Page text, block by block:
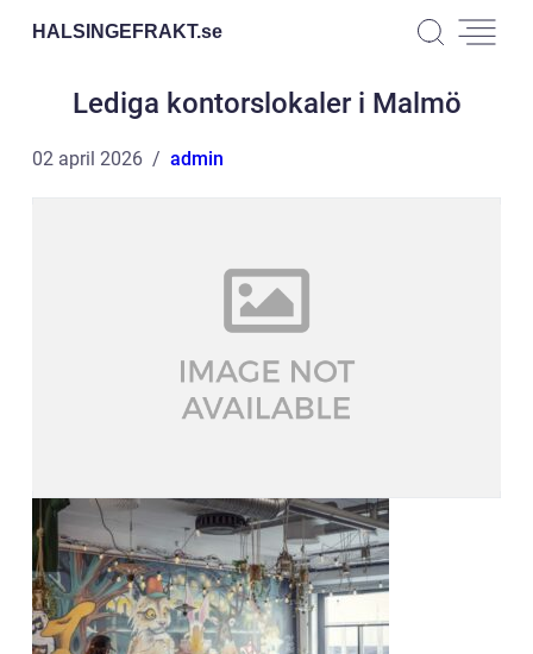
HALSINGEFRAKT.se
Lediga kontorslokaler i Malmö
02 april 2026 admin